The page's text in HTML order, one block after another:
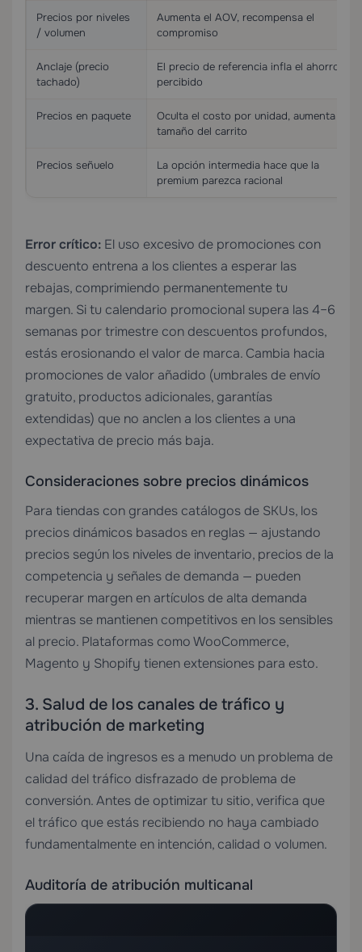
Precios por niveles
/ volumen
Aumenta el AOV, recompensa el
compromiso
Anclaje (precio
tachado)
El precio de referencia infla el ahorro
percibido
Precios en paquete
Oculta el costo por unidad, aumenta el
tamaño del carrito
Precios señuelo
La opción intermedia hace que la
premium parezca racional
Error crítico: El uso excesivo de promociones con
descuento entrena a los clientes a esperar las
rebajas, comprimiendo permanentemente tu
margen. Si tu calendario promocional supera las 4–6
semanas por trimestre con descuentos profundos,
estás erosionando el valor de marca. Cambia hacia
promociones de valor añadido (umbrales de envío
gratuito, productos adicionales, garantías
extendidas) que no anclen a los clientes a una
expectativa de precio más baja.
Consideraciones sobre precios dinámicos
Para tiendas con grandes catálogos de SKUs, los
precios dinámicos basados en reglas — ajustando
precios según los niveles de inventario, precios de la
competencia y señales de demanda — pueden
recuperar margen en artículos de alta demanda
mientras se mantienen competitivos en los sensibles
al precio. Plataformas como WooCommerce,
Magento y Shopify tienen extensiones para esto.
3. Salud de los canales de tráfico y
atribución de marketing
Una caída de ingresos es a menudo un problema de
calidad del tráfico disfrazado de problema de
conversión. Antes de optimizar tu sitio, verifica que
el tráfico que estás recibiendo no haya cambiado
fundamentalmente en intención, calidad o volumen.
Auditoría de atribución multicanal